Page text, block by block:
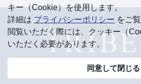
キー（Cookie）を使⽤します。
詳細は プライバシーポリシー をご
閲覧いただく際には、クッキー（
いただく必要があります。
同意して閉じる